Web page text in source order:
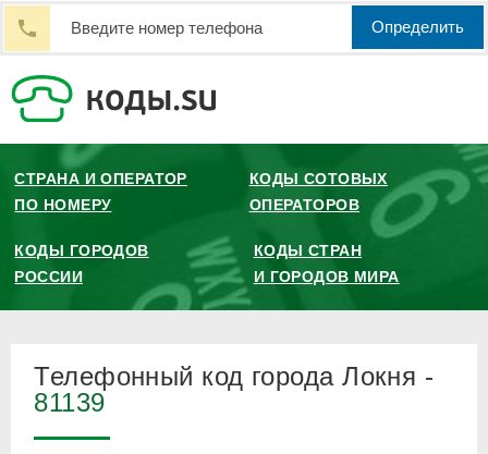
Определить
СТРАНА И ОПЕРАТОР
ПО НОМЕРУ
КОДЫ СОТОВЫХ
ОПЕРАТОРОВ
КОДЫ ГОРОДОВ
РОССИИ
КОДЫ СТРАН
И ГОРОДОВ МИРА
Телефонный код города Локня -
81139